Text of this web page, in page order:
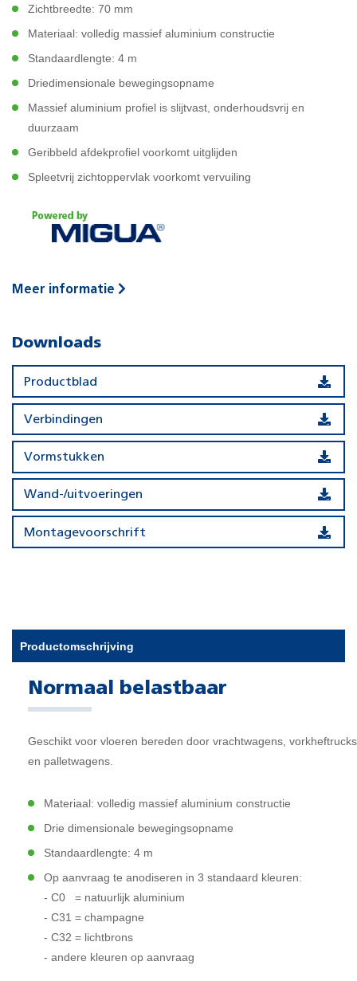
Zichtbreedte: 70 mm
Materiaal: volledig massief aluminium constructie
Standaardlengte: 4 m
Driedimensionale bewegingsopname
Massief aluminium profiel is slijtvast, onderhoudsvrij en
duurzaam
Geribbeld afdekprofiel voorkomt uitglijden
Spleetvrij zichtoppervlak voorkomt vervuiling
Meer informatie
Downloads
Productblad
Verbindingen
Vormstukken
Wand-/uitvoeringen
Montagevoorschrift
Productomschrijving
Normaal belastbaar
Geschikt voor vloeren bereden door vrachtwagens, vorkheftrucks
en palletwagens.
Materiaal: volledig massief aluminium constructie
Drie dimensionale bewegingsopname
Standaardlengte: 4 m
Op aanvraag te anodiseren in 3 standaard kleuren:
- C0 = natuurlijk aluminium
- C31 = champagne
- C32 = lichtbrons
- andere kleuren op aanvraag